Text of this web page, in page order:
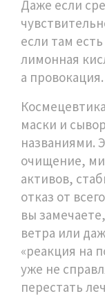
Даже если
если там
лимонная
а провокация.
маски и
названиями.
очищение,
активов,
отказ от
вы
ветра или
«реакция на
уже не
перестать